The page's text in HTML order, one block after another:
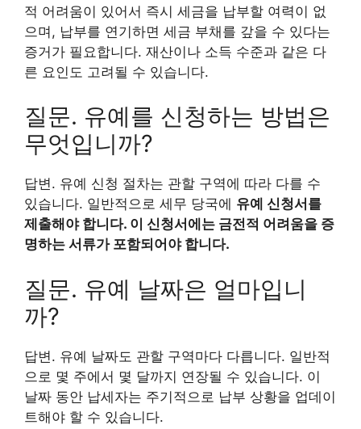
적 어려움이 있어서 즉시 세금을 납부할 여력이 없
으며, 납부를 연기하면 세금 부채를 갚을 수 있다는
증거가 필요합니다. 재산이나 소득 수준과 같은 다
른 요인도 고려될 수 있습니다.
질문. 유예를 신청하는 방법은
무엇입니까?
답변. 유예 신청 절차는 관할 구역에 따라 다를 수
있습니다. 일반적으로 세무 당국에 유예 신청서 를
제출해야 합니다. 이 신청서에는 금전적 어려움을 증
명하는 서류가 포함되어야 합니다.
질문. 유예 날짜은 얼마입니
까?
답변. 유예 날짜도 관할 구역마다 다릅니다. 일반적
으로 몇 주에서 몇 달까지 연장될 수 있습니다. 이
날짜 동안 납세자는 주기적으로 납부 상황을 업데이
트해야 할 수 있습니다.